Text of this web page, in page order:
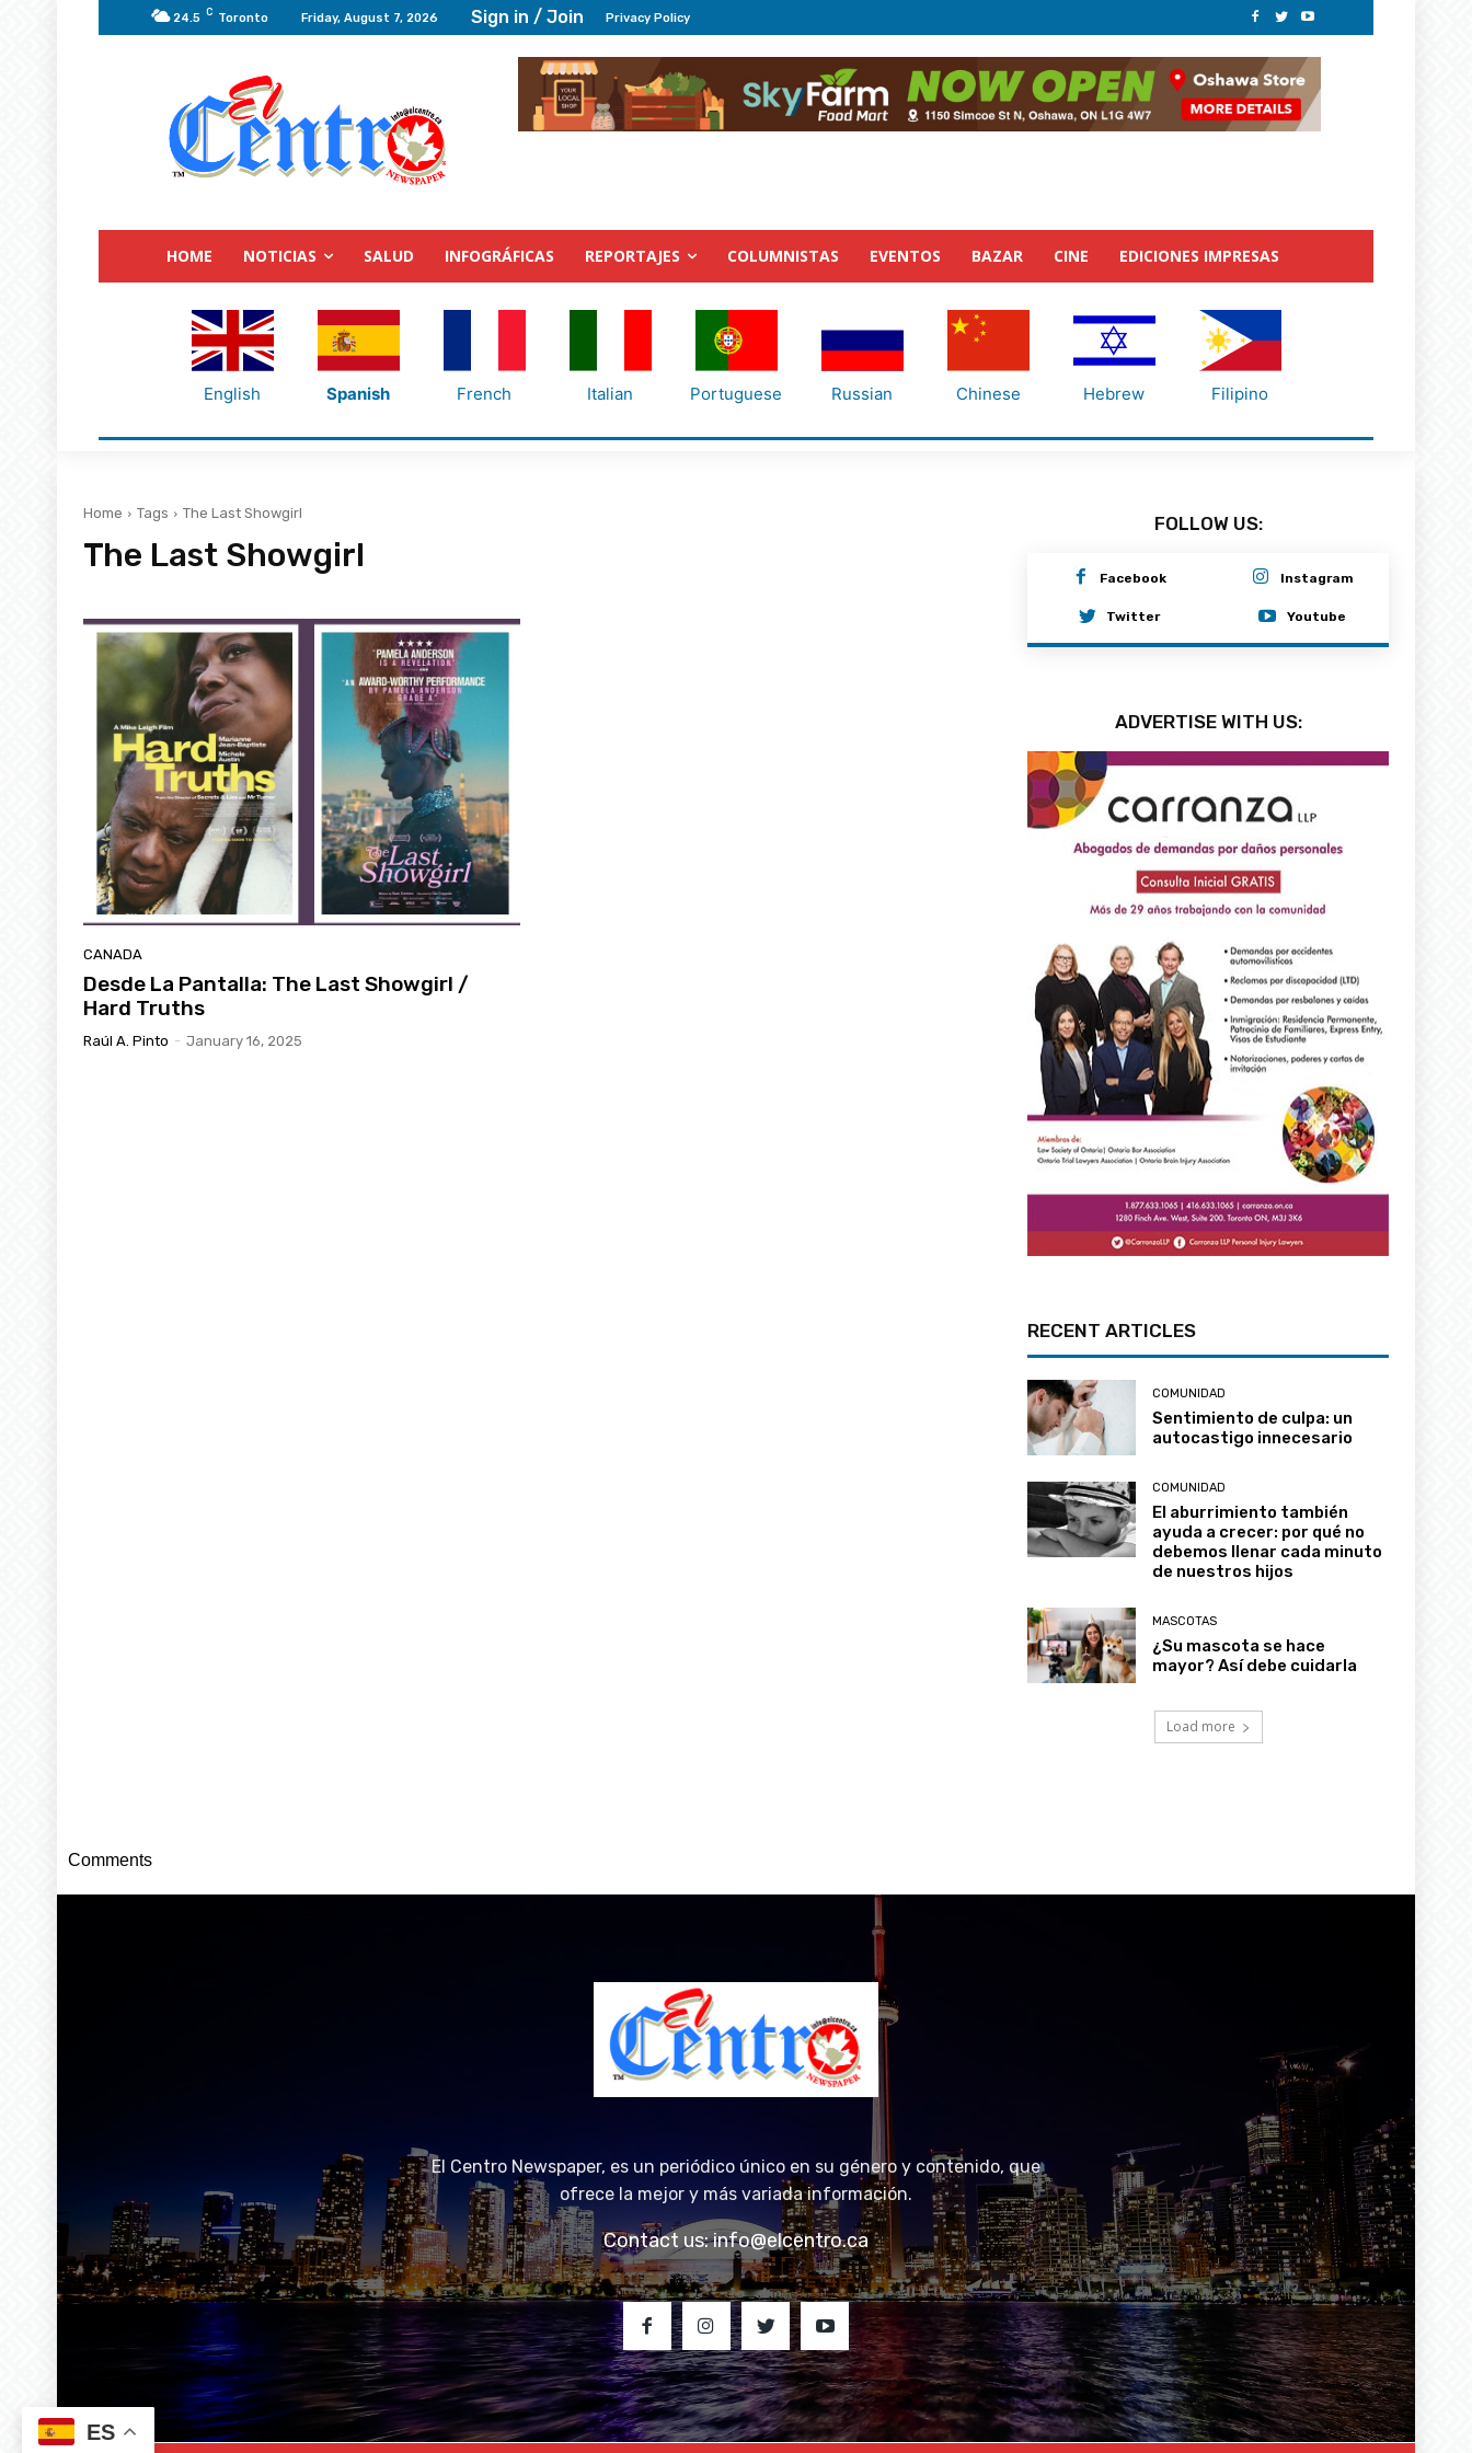
24.5 C Toronto Friday, August 7, 2026 Sign in / Join Privacy Policy
HOME NOTICIAS SALUD INFOGRÁFICAS REPORTAJES COLUMNISTAS EVENTOS BAZAR CINE EDICIONES IMPRESAS
English Spanish French Italian Portuguese Russian Chinese Hebrew Filipino
Home Tags The Last Showgirl
The Last Showgirl
CANADA
Desde La Pantalla: The Last Showgirl /
Hard Truths
Raúl A. Pinto - January 16, 2025
FOLLOW US:
Facebook Instagram
Twitter Youtube
ADVERTISE WITH US:
RECENT ARTICLES
COMUNIDAD
Sentimiento de culpa: un
autocastigo innecesario
COMUNIDAD
El aburrimiento también
ayuda a crecer: por qué no
debemos llenar cada minuto
de nuestros hijos
MASCOTAS
¿Su mascota se hace
mayor? Así debe cuidarla
Load more
Comments
El Centro Newspaper, es un periódico único en su género y contenido, que
ofrece la mejor y más variada información.
Contact us:info@elcentro.ca
ES